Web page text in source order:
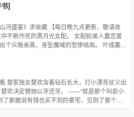
一场恋爱，但是他爱的不是人，而是她们身上
占有，并且拥有他所钟爱的那种没有感觉，没
通俗的惊险小说，而是一部构思奇特，充满
1985年出版以来，始终高居德国畅销书排行榜
]
河盛宴》求收藏 【每日晚九点更新，敬请收
不断作死的黑月光女配。 女配脸美人蠢恋爱
个众叛亲离，身坠魔域的悲惨结局。 叶成蓁笑
摸。 叶成蓁夺取失败，只得另辟蹊径，冒充中
路，奔向属于少城主的美好生活，却意外得
表妹死里逃生，在赶来路上。 叶成蓁：谢邀，
，烦请自重。 【阅读提示】 本文又名：《穿书
成黑月光女配还能如何he？》 利益至上，只想
楚家独女楚欢含着钻石长大，打小漂亮仗义出
欢决定替她以牙还牙。 ——“就是那个叫俞小
那据说有钱也买不到的豪宅，见到了那个王